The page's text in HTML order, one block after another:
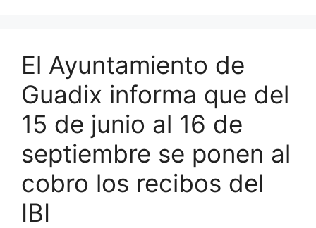
El Ayuntamiento de
Guadix informa que del
15 de junio al 16 de
septiembre se ponen al
cobro los recibos del
IBI